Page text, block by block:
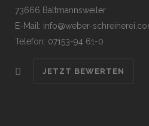
73666 Baltmannsweiler
E-Mail: info@weber-
Telefon: 07153-94 61-0
JETZT BEWERTEN